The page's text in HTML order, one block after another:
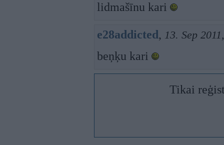
lidmašīnu kari
e28addicted, 13. Sep
beņķu kari
Tikai